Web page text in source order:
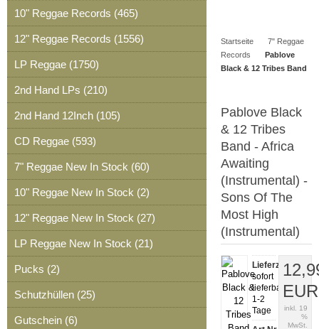
Startseite
7" Reggae
Records
Pablove
Black & 12 Tribes Band
Pablove Black
& 12 Tribes
Band - Africa
Awaiting
(Instrumental) -
Sons Of The
Most High
(Instrumental)
Lieferzeit:
sofort
lieferbar,
1-2
Tage
EUR
inkl. 19
%
MwSt.
10" Reggae Records (465)
12" Reggae Records (1556)
LP Reggae (1750)
2nd Hand LPs (210)
2nd Hand 12Inch (105)
CD Reggae (593)
7" Reggae New In Stock (60)
10" Reggae New In Stock (2)
12" Reggae New In Stock (27)
LP Reggae New In Stock (21)
Pucks (2)
Schutzhüllen (25)
Gutschein (6)